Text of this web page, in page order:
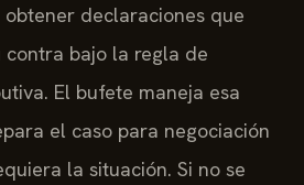
declaraciones que
contra bajo la regla de
El bufete maneja esa
el caso para negociación
la situación. Si no se